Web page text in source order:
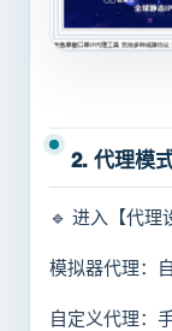
2. 代理模
🔹 进入【代理
模拟器代理：
自定义代理：